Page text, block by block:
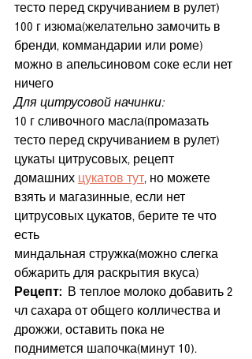
тесто перед скручиванием в рулет)
100 г изюма(желательно замочить в
бренди, коммандарии или роме)
можно в апельсиновом соке если нет
ничего
Для цитрусовой начинки:
10 г сливочного масла(промазать
тесто перед скручиванием в рулет)
цукаты цитрусовых, рецепт
домашних цукатов тут, но можете
взять и магазинные, если нет
цитрусовых цукатов, берите те что
есть
миндальная стружка(можно слегка
обжарить для раскрытия вкуса)
Рецепт: В теплое молоко добавить 2
чл сахара от общего колличества и
дрожжи, оставить пока не
поднимется шапочка(минут 10).